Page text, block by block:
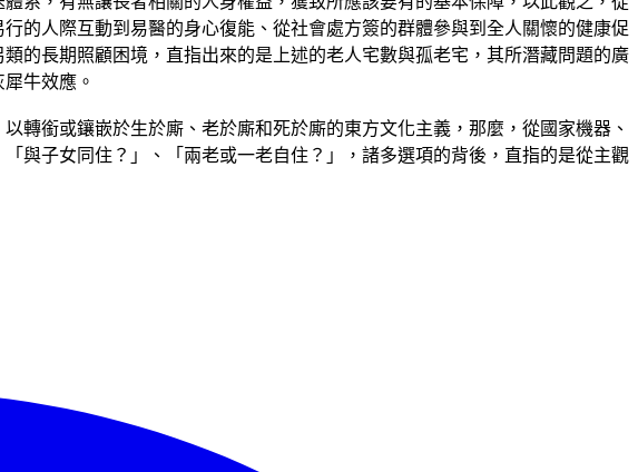
的人際互動到易醫的身心復能、從社會處方簽的群體參與到全人關懷的健康促
的長期照顧困境，直指出來的是上述的老人宅數與孤老宅，其所潛藏問題的廣
牛效應。
轉銜或鑲嵌於生於廝、老於廝和死於廝的東方文化主義，那麼，從國家機器、
與子女同住？」、「兩老或一老自住？」，諸多選項的背後，直指的是從主觀